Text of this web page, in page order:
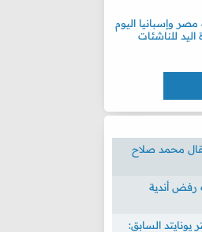
مصر وإسبانيا اليوم
للناشئات
محمد صلاح
رفض أندية
السابق: